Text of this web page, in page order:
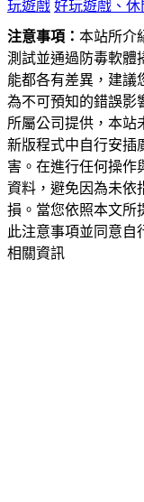
玩遊戲 好玩遊戲、休
注意事項： 本站所介
測試並通過防毒軟體
能都各有差異，建議
為不可預知的錯誤影
所屬公司提供，本站
新版程式中自行安插
害。在進行任何操作
資料，避免因為未依
損。當您依照本文所
此注意事項並同意自
相關資訊